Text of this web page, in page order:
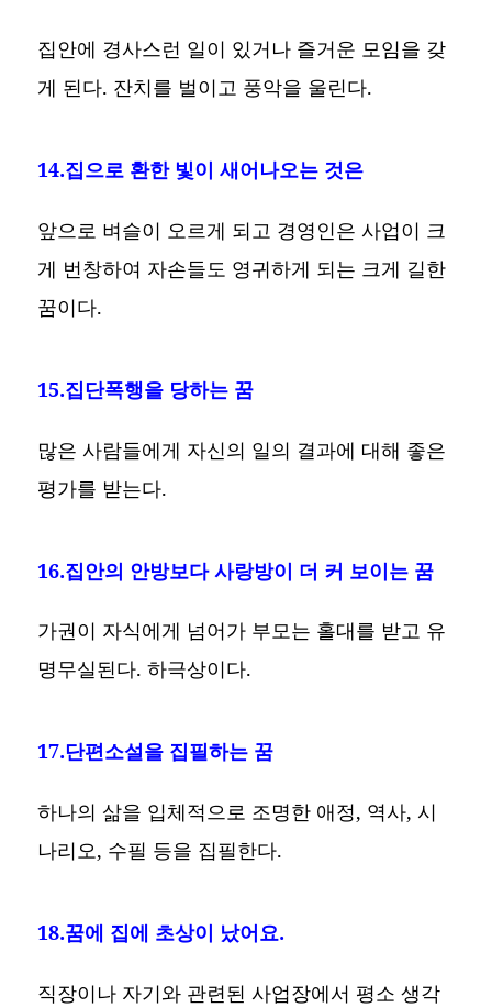
집안에 경사스런 일이 있거나 즐거운 모임을 갖
게 된다. 잔치를 벌이고 풍악을 울린다.
14.집으로 환한 빛이 새어나오는 것은
앞으로 벼슬이 오르게 되고 경영인은 사업이 크
게 번창하여 자손들도 영귀하게 되는 크게 길한
꿈이다.
15.집단폭행을 당하는 꿈
많은 사람들에게 자신의 일의 결과에 대해 좋은
평가를 받는다.
16.집안의 안방보다 사랑방이 더 커 보이는 꿈
가권이 자식에게 넘어가 부모는 홀대를 받고 유
명무실된다. 하극상이다.
17.단편소설을 집필하는 꿈
하나의 삶을 입체적으로 조명한 애정, 역사, 시
나리오, 수필 등을 집필한다.
18.꿈에 집에 초상이 났어요.
직장이나 자기와 관련된 사업장에서 평소 생각